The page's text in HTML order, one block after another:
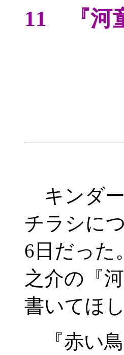
11 『河
キンダー
チラシに
6日だった
之介の『
書いてほ
『赤い鳥